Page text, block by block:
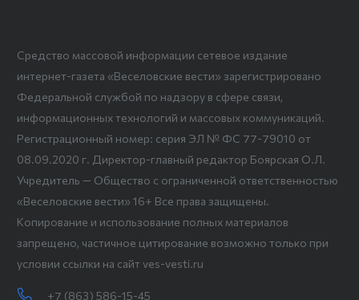
Средство массовой информации сетевое издание
интернет-газета «Веселовские вести» зарегистрировано
Федеральной службой по надзору в сфере связи,
информационных технологий и массовых коммуникаций.
Регистрационный номер: серия ЭЛ № ФС 77-79010 от
08.09.2020 г. Директор-главный редактор Боярская О.Л.
Учредитель — Общество с ограниченной ответственностью
«Веселовские вести» 16+ Все права защищены.
Копирование и использование полных материалов
запрещено, частичное цитирование возможно только при
условии ссылки на сайт ves-vesti.ru
+7 (863) 586-15-45